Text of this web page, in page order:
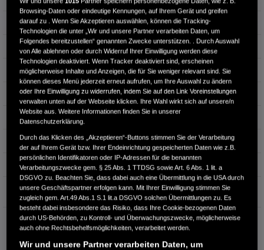
Kraftstoffart Benzin
Getriebe Automatik
Türen 4
Leistung 136 kW / 185 PS
Hubraum 1.993 cm³
Erstzulassung 08.2025
Bauart Limousine
Garantie
HONDA CENTER GMBH
Richard Lehmann Str. 119
04103 Leipzig
Browsing-Daten oder eindeutige Kennungen, auf Ihrem Gerät und greifen
darauf zu . Wenn Sie Akzeptieren auswählen, können die Tracking-
Technologien die unter „Wir und unsere Partner verarbeiten Daten, um
Folgendes bereitzustellen“ genannten Zwecke unterstützen. . Durch Auswahl
von Alle ablehnen oder durch Widerruf Ihrer Einwilligung werden diese
Technologien deaktiviert. Wenn Tracker deaktiviert sind, erscheinen
möglicherweise Inhalte und Anzeigen, die für Sie weniger relevant sind. Sie
können dieses Menü jederzeit erneut aufrufen, um Ihre Auswahl zu ändern
oder Ihre Einwilligung zu widerrufen, indem Sie auf den Link Voreinstellungen
verwalten unten auf der Webseite klicken. Ihre Wahl wirkt sich auf unsere/n
Website aus. Weitere Informationen finden Sie in unserer
Datenschutzerklärung.
Durch das Klicken des „Akzeptieren“-Buttons stimmen Sie der Verarbeitung
der auf Ihrem Gerät bzw. Ihrer Endeinrichtung gespeicherten Daten wie z.B.
persönlichen Identifikatoren oder IP-Adressen für die benannten
Verarbeitungszwecke gem. § 25 Abs. 1 TTDSG sowie Art. 6 Abs. 1 lit. a
DSGVO zu. Beachten Sie, dass dabei auch eine Übermittlung in die USA durch
unsere Geschäftspartner erfolgen kann. Mit Ihrer Einwilligung stimmen Sie
zugleich gem. Art.49 Abs.1 S.1 lit.a DSGVO solchen Übermittlungen zu. Es
besteht dabei insbesondere das Risiko, dass Ihre Cookie-bezogenen Daten
durch US-Behörden, zu Kontroll- und Überwachungszwecke, möglicherweise
auch ohne Rechtsbehelfsmöglichkeiten, verarbeitet werden.
Wir und unsere Partner verarbeiten Daten, um